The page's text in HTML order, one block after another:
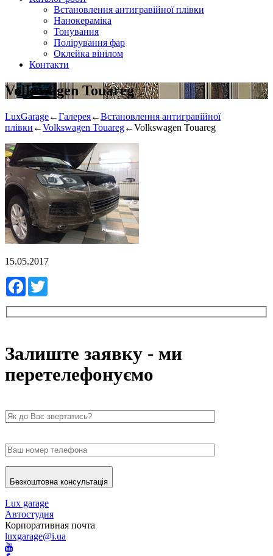
Встановлення антигравійної плівки
Нанокераміка
Тонування
Полірування фар
Оклейка вінілом
Контакти
Volkswagen Touareg
LuxGarage←Галерея←Встановлення антигравійної
плівки ←Volkswagen Touareg←Volkswagen Touareg
15.05.2017
Facebook
Залиште заявку - ми
перетелефонуємо
Безкоштовна консультація
Lux garage
Автостудия
Корпоративная почта
luxgarage@i.ua